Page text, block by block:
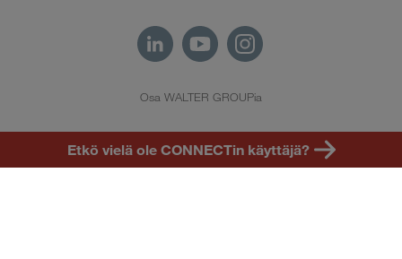
Etkö vielä ole CONNECTin käyttäjä?
Osa WALTER GROUPia